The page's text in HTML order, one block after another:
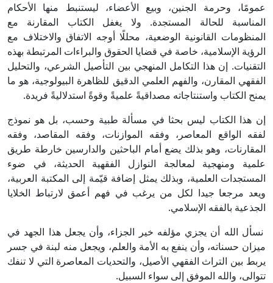
عمومًا، وحرمة الجنين، وبيع الأعضاء، ليستنبط منها الأحكام
المناسبة للحالة المستجدة. ولا يغفل الكتاب المقارنة مع
المنظومات القانونية الوضعية، محللًا أوجه الاتفاق والاختلاف مع
الرؤية الإسلامية، خاصة في قضايا الحقوق والبراءات المرتبطة بهذه
التقنيات. إن هذا التكامل المنهجي بين التأصيل الشرعي، والتحليل
الفقهي المقارن، والفهم العلمي الدقيق للظاهرة البيولوجية، هو ما
يمنح الكتاب واستنتاجاته مصداقيةً علميةً وقوةً استدلاليةً فريدة.
إن هذا الكتاب ليس بحثا في مسألة طبية وحسب، بل هو نموذج
لفقه الواقع المعاصر، وفقه الموازنات، وفقه المقاصد، وفقه
المقارنات، وهو بذلك يضع أمام الباحثين والدارسين خارطة طريق
علمية ومنهجية لمعالجة النوازل الفقهية الحديثة، في ضوء
المستجدات العلمية، وبذلك يمثل إضافة قيّمة إلى المكتبة العربية،
ويعد مرجعا جيدا لكل من يرغب في فهم أعمق لارتباط الخلايا
الجذعية بالفقه الإسلامي.
نسأل الله أن يجزي مؤلفه خير الجزاء، وأن يجعل هذا الجهد في
ميزان حسناته، وأن ينفع به الأمة والعلم، ويجعل منه لبنة في جسر
يربط بين التراث الفقهي الأصيل، والتحديات المعاصرة التي لا تنفك
تتوالى، والله الموفق إلى سواء السبيل.